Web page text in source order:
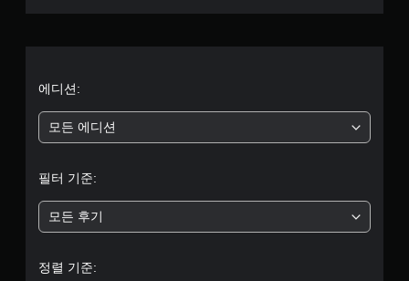
부
5
개
에디션:
모든 에디션
필터 기준:
모든 후기
정렬 기준: